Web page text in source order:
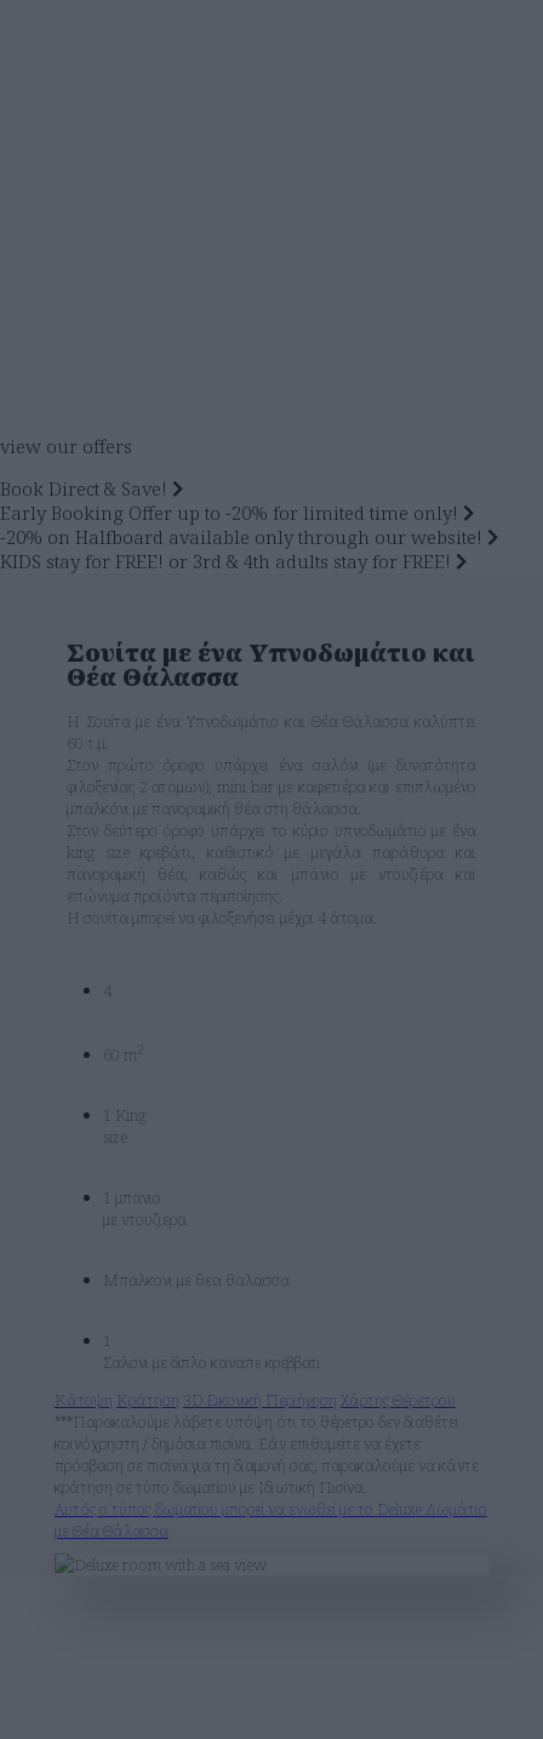
view our offers
Book Direct & Save!
Early Booking Offer up to -20% for limited time only!
-20% on Halfboard available only through our website!
KIDS stay for FREE! or 3rd & 4th adults stay for FREE!
Σουίτα με ένα Υπνοδωμάτιο και
Θέα Θάλασσα
Η Σουίτα με ένα Υπνοδωμάτιο και Θέα Θάλασσα καλύπτει
60 τ.μ.
Στον πρώτο όροφο υπάρχει ένα σαλόνι (με δυνατότητα
φιλοξενίας 2 ατόμων), mini bar με καφετιέρα και επιπλωμένο
μπαλκόνι με πανοραμική θέα στη θάλασσα.
Στον δεύτερο όροφο υπάρχει το κύριο υπνοδωμάτιο με ένα
king size κρεβάτι, καθιστικό με μεγάλα παράθυρα και
πανοραμική θέα, καθώς και μπάνιο με ντουζιέρα και
επώνυμα προϊόντα περιποίησης.
Η σουίτα μπορεί να φιλοξενήσει μέχρι 4 άτομα.
4
60 m
1 King
size
1 μπανιο
με ντουζιερα
Μπαλκονι με θεα θαλασσα
1
Σαλονι με διπλο καναπε κρεββατι
Κάτοψη Κράτηση 3D Εικονική Περιήγηση Χάρτης Θέρετρου
***Παρακαλούμε λάβετε υπόψη ότι το θέρετρο δεν διαθέτει
κοινόχρηστη / δημόσια πισίνα. Εάν επιθυμείτε να έχετε
πρόσβαση σε πισίνα για τη διαμονή σας, παρακαλούμε να κάντε
κράτηση σε τύπο δωματίου με Ιδιωτική Πισίνα.
Αυτός ο τύπος δωματίου μπορεί να ενωθεί με το Deluxe Δωμάτιο
με Θέα Θάλασσα